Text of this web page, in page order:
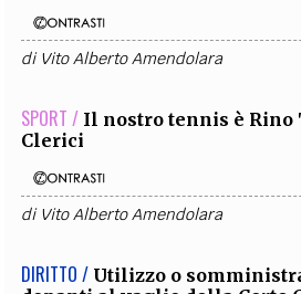
di Vito Alberto Amendolara
SPORT / Il nostro tennis è Rino
Clerici
di Vito Alberto Amendolara
DIRITTO / Utilizzo o